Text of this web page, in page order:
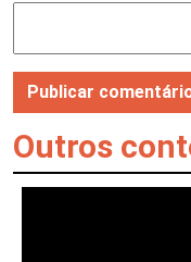
Outros